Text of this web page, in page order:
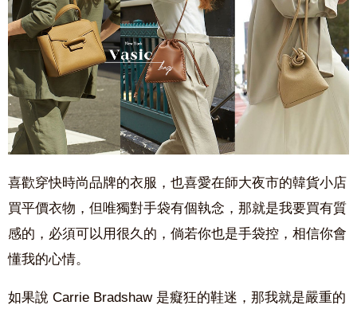
喜歡穿快時尚品牌的衣服，也喜愛在師大夜市的韓貨小店
買平價衣物，但唯獨對手袋有個執念，那就是我要買有質
感的，必須可以用很久的，倘若你也是手袋控，相信你會
懂我的心情。
如果說 Carrie Bradshaw 是癡狂的鞋迷，那我就是嚴重的